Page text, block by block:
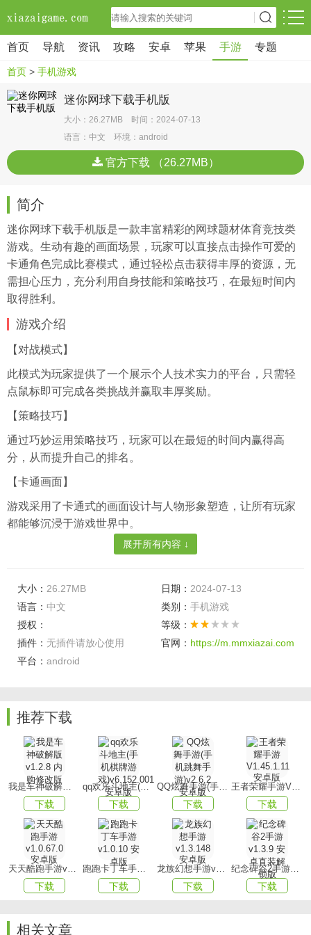
首页 导航 资讯 攻略 安卓 苹果 手游 专题
首页 > 手机游戏
迷你网球下载手机版
大小：26.27MB 时间：2024-07-13
语言：中文 环境：android
官方下载 （26.27MB）
简介
迷你网球下载手机版是一款丰富精彩的网球题材体育竞技类
游戏。生动有趣的画面场景，玩家可以直接点击操作可爱的
卡通角色完成比赛模式，通过轻松点击获得丰厚的资源，无
需担心压力，充分利用自身技能和策略技巧，在最短时间内
取得胜利。
游戏介绍
【对战模式】
此模式为玩家提供了一个展示个人技术实力的平台，只需轻
点鼠标即可完成各类挑战并赢取丰厚奖励。
【策略技巧】
通过巧妙运用策略技巧，玩家可以在最短的时间内赢得高
分，从而提升自己的排名。
【卡通画面】
游戏采用了卡通式的画面设计与人物形象塑造，让所有玩家
都能够沉浸于游戏世界中。
【角色选择】
每个角色都具备独特的技能，玩家需要根据实际情况进行合
【自由选择】
挑战还是与朋友组队。
游戏亮点
【熟悉规则】
在游戏中，玩家需要熟练掌握球网和边界的使用方法，以便
在比赛中取得优势。
【了解对手】
玩家需要深入研究对手的动作规律和技巧，以便在比赛中抢
【科学运用】
展开所有内容 ↓
大小： 26.27MB 日期： 2024-07-13
语言： 中文 类别： 手机游戏
授权：
等级：
插件： 无插件请放心使用 官网： https://m.mmxiazai.com
平台： android
推荐下载
我是车神破解版v1.2.8 内购修改版
下载
qq欢乐斗地主(手机棋牌游戏)v6.152.001安卓版
下载
QQ炫舞手游(手机跳舞手游)v2.6.2 安卓版
下载
王者荣耀手游V1.45.1.11 安卓版
下载
天天酷跑手游v1.0.67.0安卓版
下载
跑跑卡丁车手游v1.0.10 安卓版
下载
龙族幻想手游v1.3.148 安卓版
下载
纪念碑谷2手游v1.3.9 安卓直装解锁版
下载
相关文章